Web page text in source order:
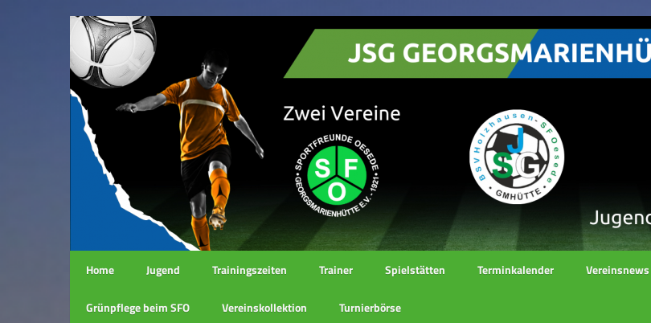
Home Jugend Trainingszeiten Trainer Spielstätten Terminkalender Vereinsnews
Grünpflege beim SFO Vereinskollektion Turnierbörse